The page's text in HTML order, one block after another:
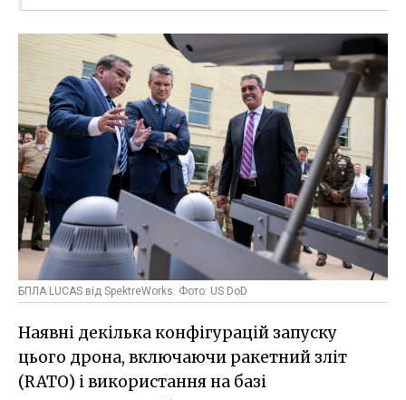
БПЛА LUCAS від SpektreWorks. Фото: US DoD
Наявні декілька конфігурацій запуску
цього дрона, включаючи ракетний зліт
(RATO) і використання на базі